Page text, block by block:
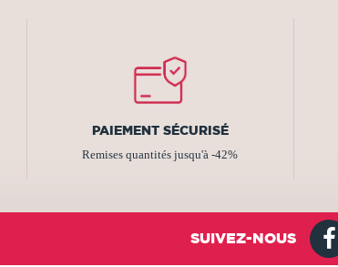
PAIEMENT SÉCURISÉ
Remises quantités jusqu'à -42%
SUIVEZ-NOUS